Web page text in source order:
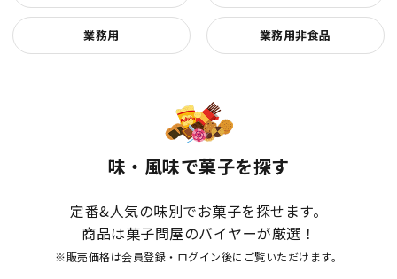
業務用 業務用非食品
味・風味で菓子を探す
定番&人気の味別でお菓子を探せます。
商品は菓子問屋のバイヤーが厳選！
※販売価格は会員登録・ログイン後にご覧いただけます。